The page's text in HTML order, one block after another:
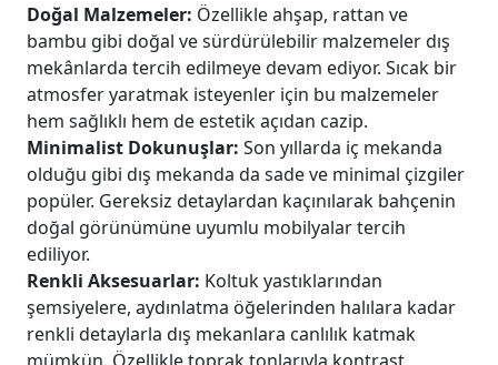
Doğal Malzemeler: Özellikle ahşap, rattan ve
bambu gibi doğal ve sürdürülebilir malzemeler dış
mekânlarda tercih edilmeye devam ediyor. Sıcak bir
atmosfer yaratmak isteyenler için bu malzemeler
hem sağlıklı hem de estetik açıdan cazip.
Minimalist Dokunuşlar: Son yıllarda iç mekanda
olduğu gibi dış mekanda da sade ve minimal çizgiler
popüler. Gereksiz detaylardan kaçınılarak bahçenin
doğal görünümüne uyumlu mobilyalar tercih
ediliyor.
Renkli Aksesuarlar: Koltuk yastıklarından
şemsiyelere, aydınlatma öğelerinden halılara kadar
renkli detaylarla dış mekanlara canlılık katmak